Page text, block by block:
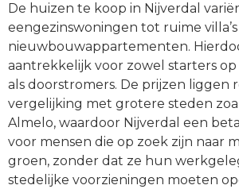
De huizen te koop in Nijverdal
eengezinswoningen tot ruime
nieuwbouwappartementen.
aantrekkelijk voor zowel starters
als doorstromers. De prijzen liggen
vergelijking met grotere steden
Almelo, waardoor Nijverdal een
voor mensen die op zoek zijn naar
groen, zonder dat ze hun
stedelijke voorzieningen moeten